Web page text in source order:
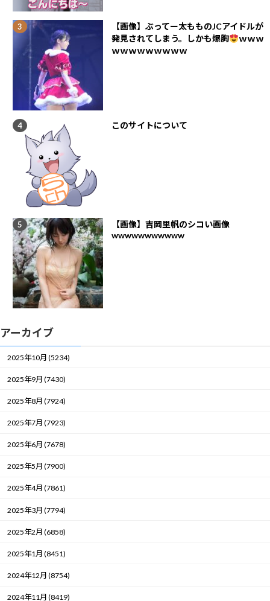
【画像】ぶってー太もものJCアイドルが
発見されてしまう。しかも爆胸
ｗｗｗ
ｗｗｗｗｗｗｗｗｗ
このサイトについて
【画像】吉岡里帆のシコい画像
wwwwwwwwwww
アーカイブ
2025年10月 (5234)
2025年9月 (7430)
2025年8月 (7924)
2025年7月 (7923)
2025年6月 (7678)
2025年5月 (7900)
2025年4月 (7861)
2025年3月 (7794)
2025年2月 (6858)
2025年1月 (8451)
2024年12月 (8754)
2024年11月 (8419)